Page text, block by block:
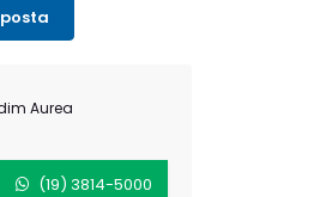
Aurea
(19) 3814-5000